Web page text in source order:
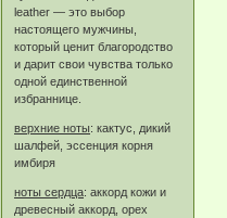
leather — это выбор
настоящего мужчины,
который ценит благородство
и дарит свои чувства только
одной единственной
избраннице.
верхние ноты: кактус, дикий
шалфей, эссенция корня
имбиря
ноты сердца: аккорд кожи и
древесный аккорд, орех